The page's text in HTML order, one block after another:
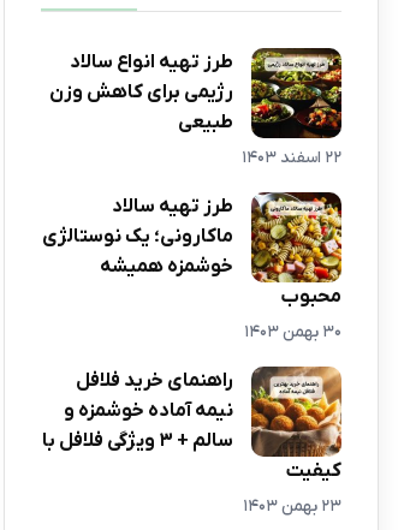
طرز تهیه انواع سالاد
رژیمی برای کاهش وزن
طبیعی
22 اسفند 1403
طرز تهیه سالاد
ماکارونی؛ یک نوستالژی
خوشمزه همیشه
محبوب
30 بهمن 1403
راهنمای خرید فلافل
نیمه آماده خوشمزه و
سالم + 3 ویژگی فلافل با
کیفیت
23 بهمن 1403